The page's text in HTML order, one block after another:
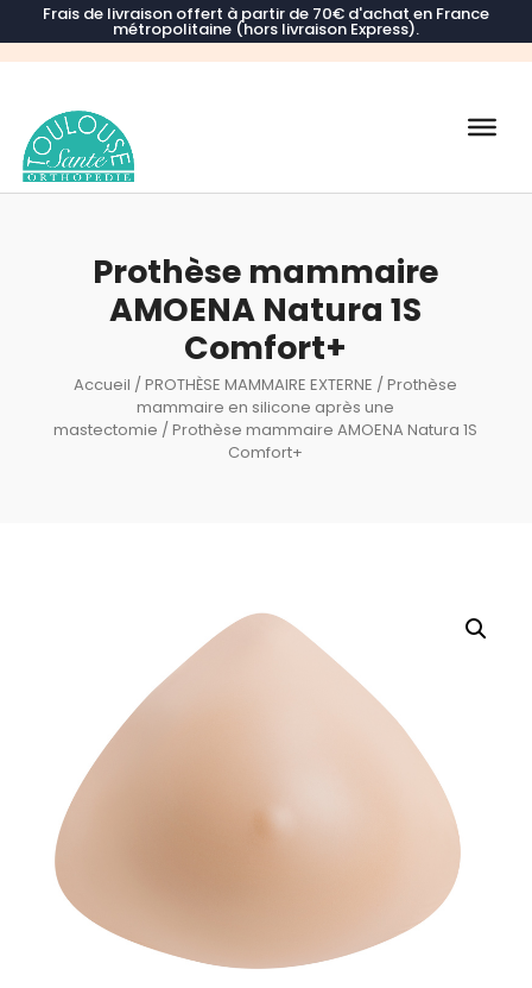
Frais de livraison offert à partir de 70€ d'achat en France
métropolitaine (hors livraison Express).
Recherche
Prothèse mammaire
AMOENA Natura 1S
Comfort+
Accueil /PROTHÈSE MAMMAIRE EXTERNE /Prothèse
mammaire en silicone après une
mastectomie / Prothèse mammaire AMOENA Natura 1S
Comfort+